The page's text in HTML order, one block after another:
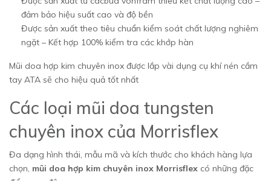
đảm bảo hiệu suất cao và độ bền
Được sản xuất theo tiêu chuẩn kiểm soát chất lượng nghiêm
ngặt – Kết hợp 100% kiểm tra các khớp hàn
Mũi doa hợp kim chuyên inox được lắp vài dụng cụ khí nén cầm
tay ATA sẽ cho hiệu quả tốt nhất
Các loại mũi doa tungsten
chuyên inox của Morrisflex
Đa dạng hình thái, mẫu mã và kích thước cho khách hàng lựa
chọn, mũi doa hợp kim chuyên inox Morrisflex có những đặc